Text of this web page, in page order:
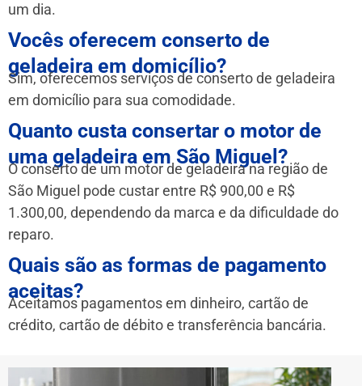
um dia.
Vocês oferecem conserto de
geladeira em domicílio?
Sim, oferecemos serviços de conserto de geladeira
em domicílio para sua comodidade.
Quanto custa consertar o motor de
uma geladeira em São Miguel?
O conserto de um motor de geladeira na região de
São Miguel pode custar entre R$ 900,00 e R$
1.300,00, dependendo da marca e da dificuldade do
reparo.
Quais são as formas de pagamento
aceitas?
Aceitamos pagamentos em dinheiro, cartão de
crédito, cartão de débito e transferência bancária.